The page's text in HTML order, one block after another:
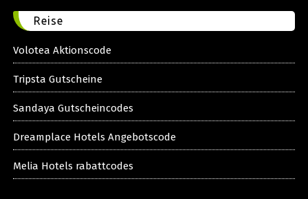
Reise
Volotea Aktionscode
Tripsta Gutscheine
Sandaya Gutscheincodes
Dreamplace Hotels Angebotscode
Melia Hotels rabattcodes